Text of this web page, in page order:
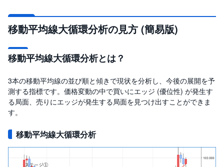
移動平均線大循環分析の見方 (簡易版)
移動平均線大循環分析とは？
3本の移動平均線の並び順と傾きで現状を分析し、今後の展開を予
測する指標です。価格変動の中で買いにエッジ (優位性) が発生す
る局面、売りにエッジが発生する局面を見つけ出すことができま
す。
移動平均線大循環分析